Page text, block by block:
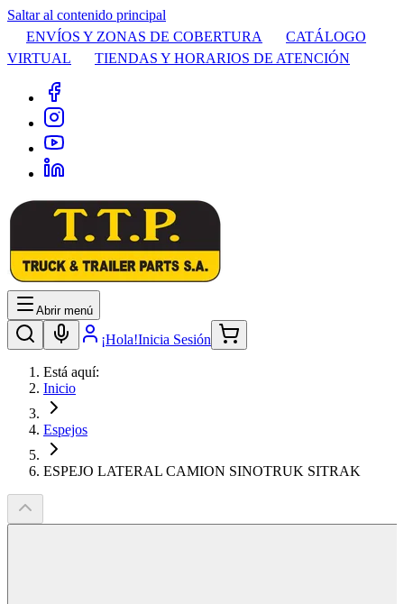
Saltar al contenido principal
ENVÍOS Y ZONAS DE COBERTURA
CATÁLOGO
VIRTUAL
TIENDAS Y HORARIOS DE ATENCIÓN
Abrir menú
¡Hola!Inicia Sesión
Está aquí:
Inicio
Espejos
ESPEJO LATERAL CAMION SINOTRUK SITRAK